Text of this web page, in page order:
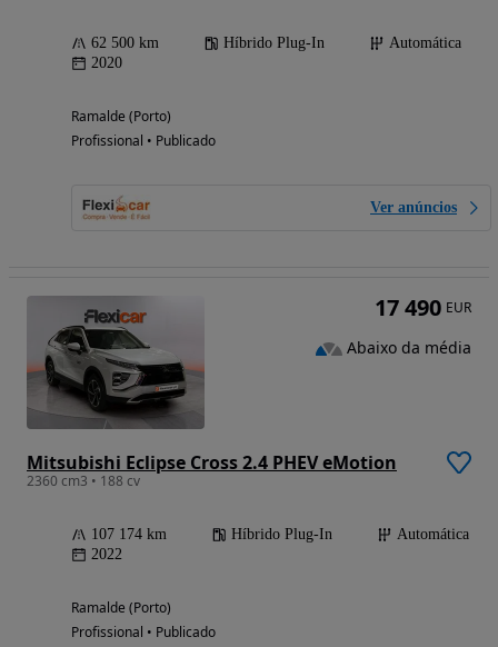
62 500 km Híbrido Plug-In
Automática
2020
Ramalde (Porto)
Profissional • Publicado
Ver anúncios
Mitsubishi Eclipse Cross 2.4 PHEV eMotion
2360 cm3 • 188 cv
107 174 km Híbrido Plug-In
Automática
2022
Ramalde (Porto)
Profissional • Publicado
17 490 EUR
Abaixo da média